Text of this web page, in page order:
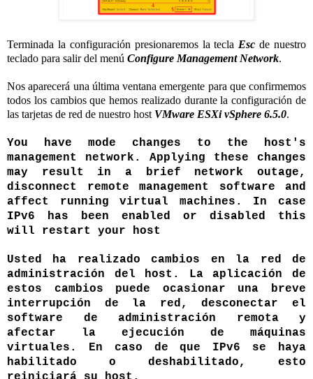
Terminada la configuración presionaremos la tecla Escde nuestro
teclado para salir del menú Configure Management Network.
Nos aparecerá una última ventana emergente para que confirmemos
todos los cambios que hemos realizado durante la configuración de
las tarjetas de red de nuestro host VMware ESXi vSphere 6.5.0.
You have mode changes to the host's
management network. Applying these changes
may result in a brief network outage,
disconnect remote management software and
affect running virtual machines. In case
IPv6 has been enabled or disabled this
will restart your host
Usted ha realizado cambios en la red de
administración del host. La aplicación de
estos cambios puede ocasionar una breve
interrupción de la red, desconectar el
software de administración remota y
afectar la ejecución de máquinas
virtuales. En caso de que IPv6 se haya
habilitado o deshabilitado, esto